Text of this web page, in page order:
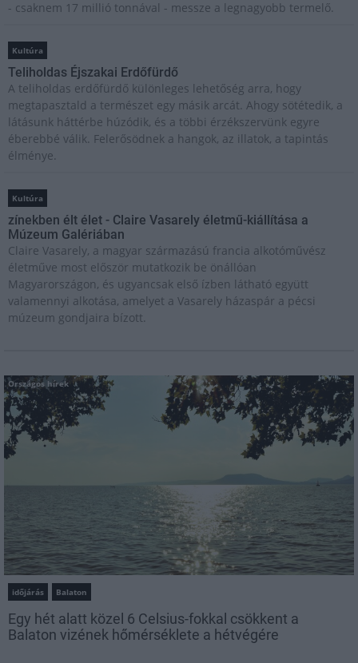
- csaknem 17 millió tonnával - messze a legnagyobb termelő.
Kultúra
Teliholdas Éjszakai Erdőfürdő
A teliholdas erdőfürdő különleges lehetőség arra, hogy
megtapasztald a természet egy másik arcát. Ahogy sötétedik, a
látásunk háttérbe húzódik, és a többi érzékszervünk egyre
éberebbé válik. Felerősödnek a hangok, az illatok, a tapintás
élménye.
Kultúra
zínekben élt élet - Claire Vasarely életmű-kiállítása a
Múzeum Galériában
Claire Vasarely, a magyar származású francia alkotóművész
életműve most először mutatkozik be önállóan
Magyarországon, és ugyancsak első ízben látható együtt
valamennyi alkotása, amelyet a Vasarely házaspár a pécsi
múzeum gondjaira bízott.
Országos hírek
időjárás Balaton
Egy hét alatt közel 6 Celsius-fokkal csökkent a
Balaton vizének hőmérséklete a hétvégére